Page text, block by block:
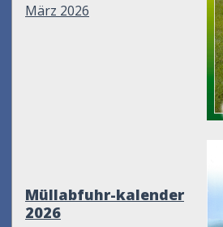
März 2026
Müllabfuhr-kalender
2026